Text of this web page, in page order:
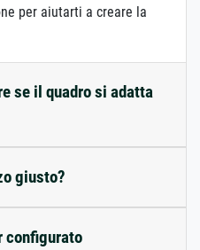
per aiutarti a creare la
se il quadro si adatta
giusto?
configurato